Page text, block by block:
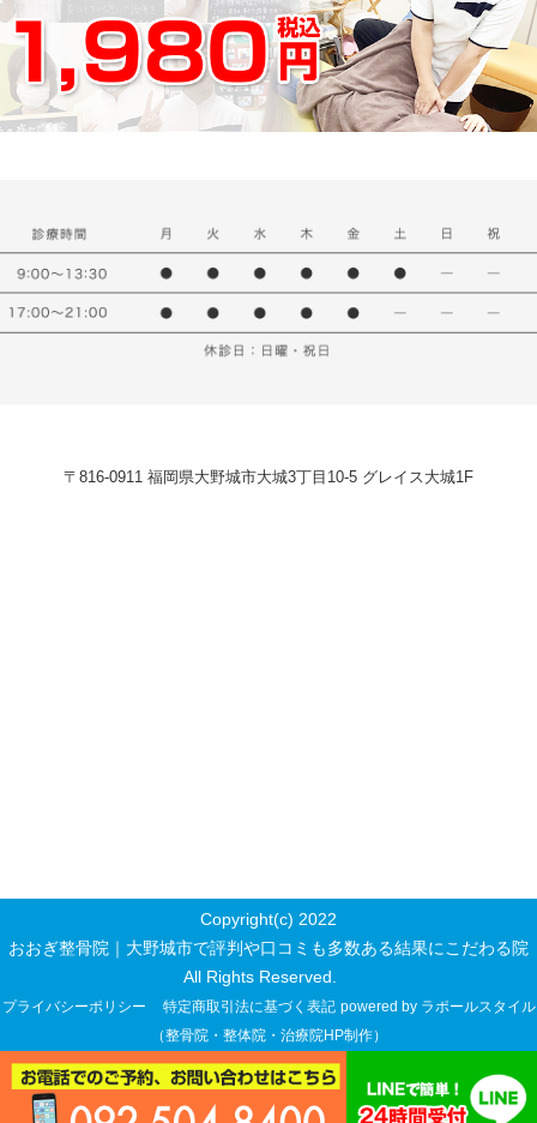
〒816-0911 福岡県大野城市大城3丁目10-5 グレイス大城1F
Copyright(c) 2022
おおぎ整骨院｜大野城市で評判や口コミも多数ある結果にこだわる院
All Rights Reserved.
プライバシーポリシー 特定商取引法に基づく表記 powered by ラポールスタイル
（整骨院・整体院・治療院HP制作）